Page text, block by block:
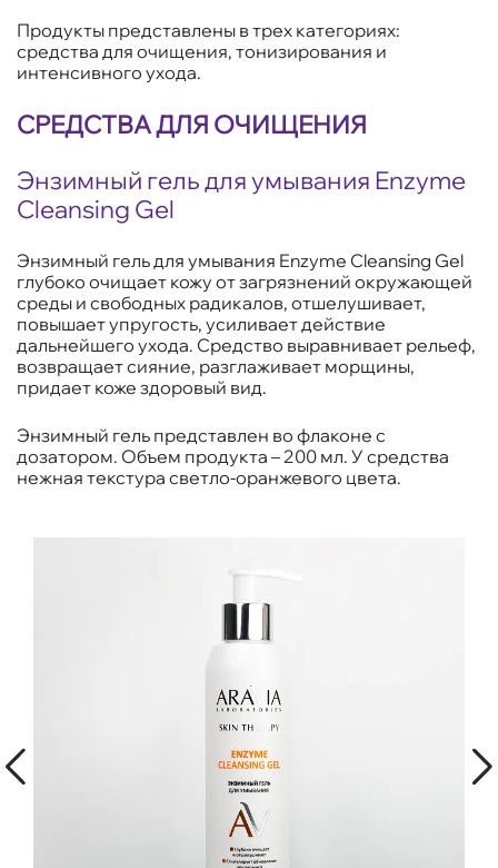
Продукты представлены в трех категориях:
средства для очищения, тонизирования и
интенсивного ухода.
СРЕДСТВА ДЛЯ ОЧИЩЕНИЯ
Энзимный гель для умывания Enzyme
Cleansing Gel
Энзимный гель для умывания Enzyme Cleansing Gel
глубоко очищает кожу от загрязнений окружающей
среды и свободных радикалов, отшелушивает,
повышает упругость, усиливает действие
дальнейшего ухода. Средство выравнивает рельеф,
возвращает сияние, разглаживает морщины,
придает коже здоровый вид.
Энзимный гель представлен во флаконе с
дозатором. Объем продукта – 200 мл. У средства
нежная текстура светло-оранжевого цвета.